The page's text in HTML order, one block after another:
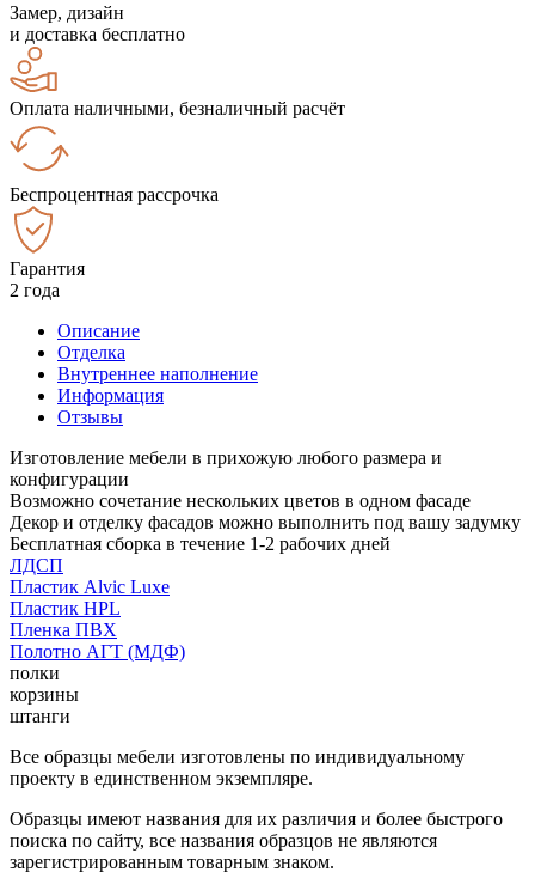
Замер, дизайн
и доставка бесплатно
Оплата наличными, безналичный расчёт
Беспроцентная рассрочка
Гарантия
2 года
Описание
Отделка
Внутреннее наполнение
Информация
Отзывы
Изготовление мебели в прихожую любого размера и
конфигурации
Возможно сочетание нескольких цветов в одном фасаде
Декор и отделку фасадов можно выполнить под вашу задумку
Бесплатная сборка в течение 1-2 рабочих дней
ЛДСП
Пластик Alvic Luxe
Пластик HPL
Пленка ПВХ
Полотно АГТ (МДФ)
полки
корзины
штанги
Все образцы мебели изготовлены по индивидуальному
проекту в единственном экземпляре.
Образцы имеют названия для их различия и более быстрого
поиска по сайту, все названия образцов не являются
зарегистрированным товарным знаком.